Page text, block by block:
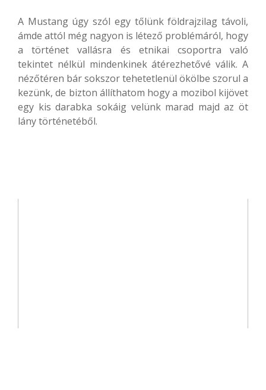
A Mustang úgy szól egy tőlünk földrajzilag távoli,
ámde attól még nagyon is létező problémáról, hogy
a történet vallásra és etnikai csoportra való
tekintet nélkül mindenkinek átérezhetővé válik. A
nézőtéren bár sokszor tehetetlenül ökölbe szorul a
kezünk, de bizton állíthatom hogy a mozibol kijövet
egy kis darabka sokáig velünk marad majd az öt
lány történetéből.